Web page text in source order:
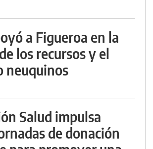
a Figueroa en la
los recursos y el
Salud impulsa
de donación